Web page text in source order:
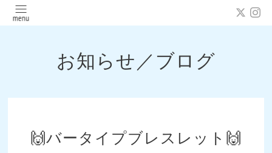
お知らせ／ブログ
🙌バータイプブレスレット🙌